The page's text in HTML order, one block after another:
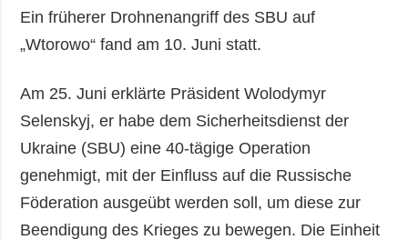
Ein früherer Drohnenangriff des SBU auf
„Wtorowo“ fand am 10. Juni statt.
Am 25. Juni erklärte Präsident Wolodymyr
Selenskyj, er habe dem Sicherheitsdienst der
Ukraine (SBU) eine 40-tägige Operation
genehmigt, mit der Einfluss auf die Russische
Föderation ausgeübt werden soll, um diese zur
Beendigung des Krieges zu bewegen. Die Einheit